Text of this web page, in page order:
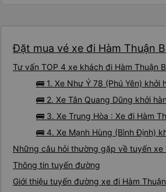
Đặt mua vé xe đi Hàm Thuận
Tư vấn TOP 4 xe khách đi Hàm Thuận
🚌 1. Xe Như Ý 78 (Phú Yên) khởi
🚌 2. Xe Tân Quang Dũng khởi
🚌 3. Xe Trung Hòa : Xe đi Hàm
🚌 4. Xe Mạnh Hùng (Bình Định)
Những câu hỏi thường gặp về tuyến
Thông tin tuyến đường
Giới thiệu tuyến đường xe đi Hàm